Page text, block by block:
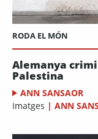
RODA EL MÓN
Alemanya
Palestina
ANN SANSAOR
Imatges | ANN